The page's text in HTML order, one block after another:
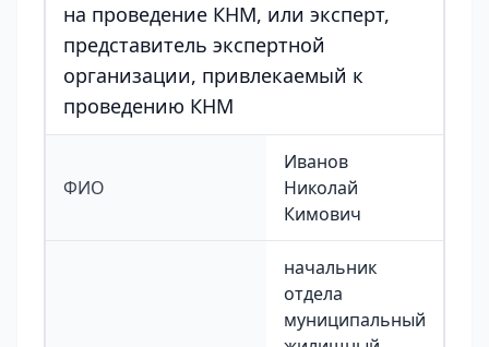
на проведение КНМ, или эксперт,
представитель экспертной
организации, привлекаемый к
проведению КНМ
ФИО
Иванов
Николай
Кимович
начальник
отдела
муниципальный